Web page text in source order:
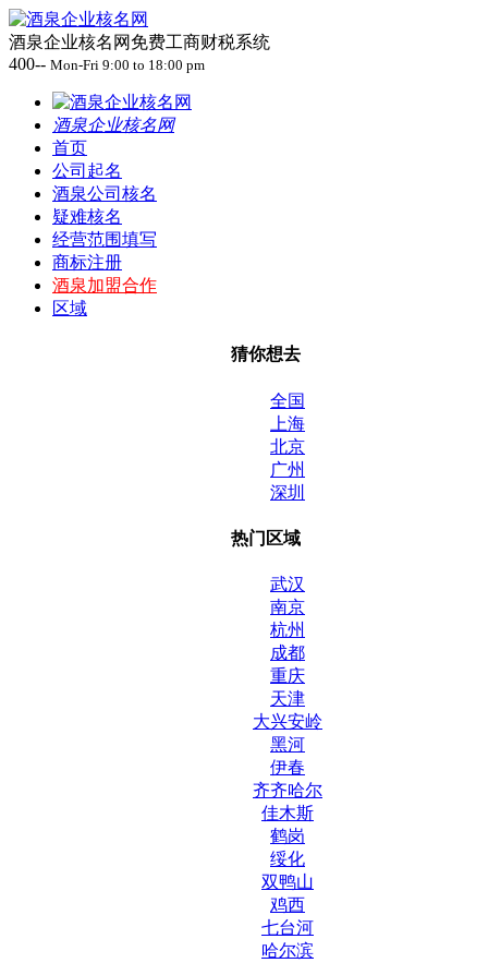
酒泉企业核名网免费工商财税系统
400-- Mon-Fri 9:00 to 18:00 pm
酒泉企业核名网
首页
公司起名
酒泉公司核名
疑难核名
经营范围填写
商标注册
酒泉加盟合作
区域
猜你想去
全国
上海
北京
广州
深圳
热门区域
武汉
南京
杭州
成都
重庆
天津
大兴安岭
黑河
伊春
齐齐哈尔
佳木斯
鹤岗
绥化
双鸭山
鸡西
七台河
哈尔滨